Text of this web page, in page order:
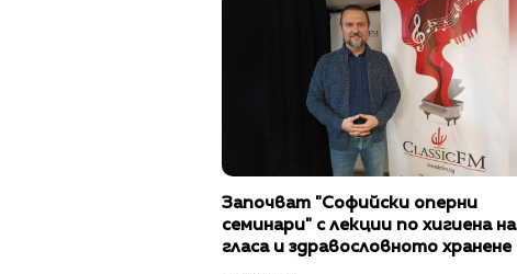
Започват "Софийски оперни
семинари" с лекции по хигиена на
гласа и здравословното хранене